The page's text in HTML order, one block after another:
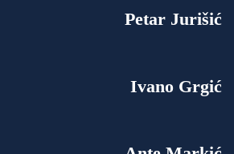
Petar Jurišić
Ivano Grgić